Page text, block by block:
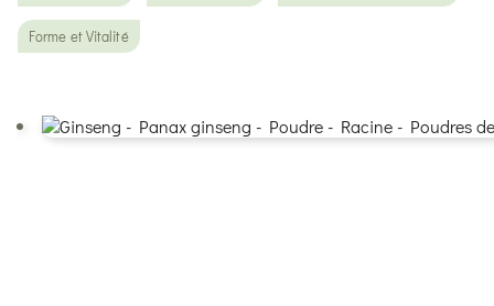
Forme et Vitalité